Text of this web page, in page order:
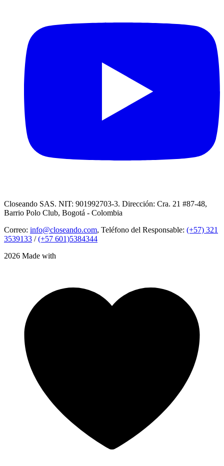
Closeando SAS. NIT: 901992703-3. Dirección: Cra. 21 #87-48,
Barrio Polo Club, Bogotá - Colombia
Correo: info@closeando.com, Teléfono del Responsable: (+57) 321
3539133 /(+57 601)5384344
2026 Made with